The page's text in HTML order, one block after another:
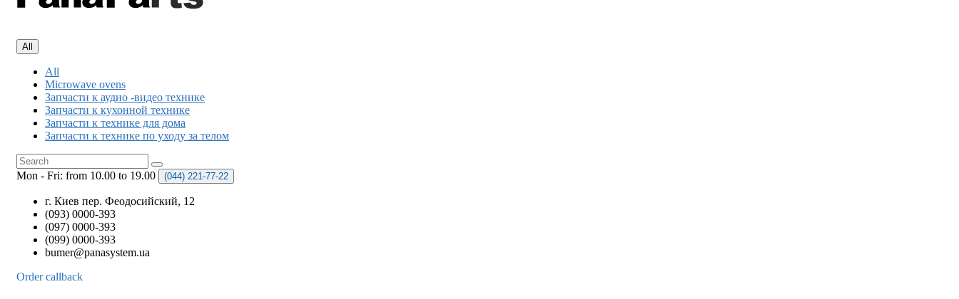
All
All
Microwave ovens
Запчасти к аудио -видео технике
Запчасти к кухонной технике
Запчасти к технике для дома
Запчасти к технике по уходу за телом
Mon - Fri: from 10.00 to 19.00 (044) 221-77-22
г. Киев пер. Феодосийский, 12
(093) 0000-393
(097) 0000-393
(099) 0000-393
bumer@panasystem.ua
Order callback